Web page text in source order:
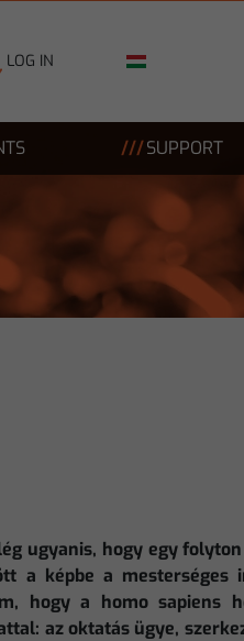
LOG IN
SUPPORT
ugyanis, hogy egy
a képbe a mesterséges
hogy a homo sapiens
az oktatás ügye,